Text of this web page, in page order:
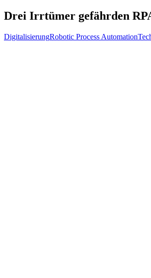
Drei Irrtümer gefährden
DigitalisierungRobotic Process Automation